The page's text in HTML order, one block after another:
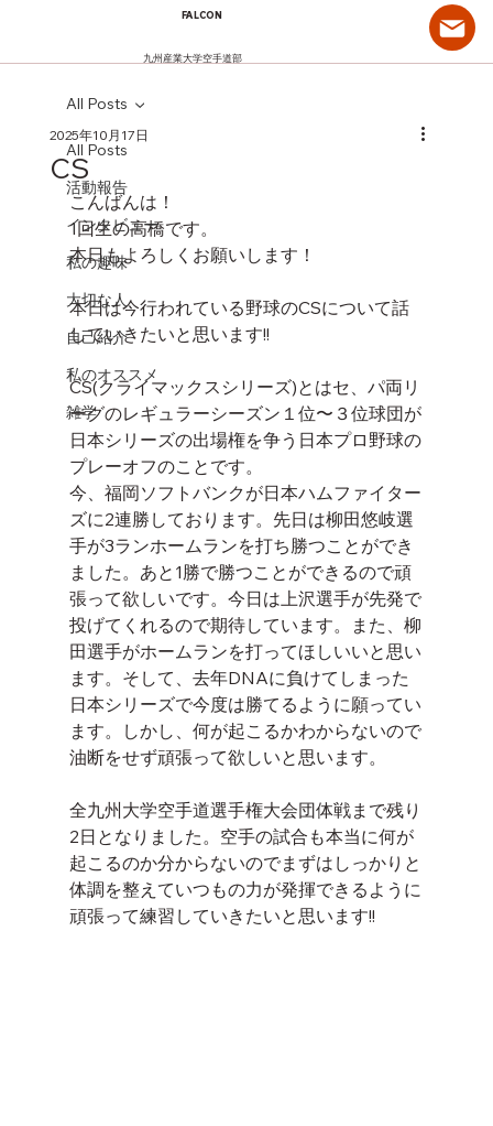
FALCON
九州産業大学空手道部
All Posts
活動報告
インタビュー
私の趣味
大切な人
自己紹介
私のオススメ
雑学
All Posts
CS
2025年10月17日
こんばんは！
1回生の高橋です。
本日もよろしくお願いします！
本日は今行われている野球のCSについて話
していきたいと思います!!
CS(クライマックスシリーズ)とはセ、パ両リ
ーグのレギュラーシーズン１位〜３位球団が
日本シリーズの出場権を争う日本プロ野球の
プレーオフのことです。
今、福岡ソフトバンクが日本ハムファイター
ズに2連勝しております。先日は柳田悠岐選
手が3ランホームランを打ち勝つことができ
ました。あと1勝で勝つことができるので頑
張って欲しいです。今日は上沢選手が先発で
投げてくれるので期待しています。また、柳
田選手がホームランを打ってほしいいと思い
ます。そして、去年DNAに負けてしまった
日本シリーズで今度は勝てるように願ってい
ます。しかし、何が起こるかわからないので
油断をせず頑張って欲しいと思います。
全九州大学空手道選手権大会団体戦まで残り
2日となりました。空手の試合も本当に何が
起こるのか分からないのでまずはしっかりと
体調を整えていつもの力が発揮できるように
頑張って練習していきたいと思います!!